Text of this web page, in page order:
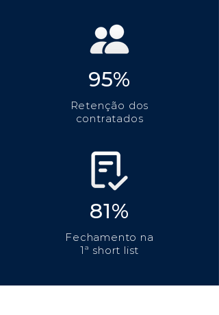
95%
Retenção dos
contratados
81%
Fechamento na
1ª short list